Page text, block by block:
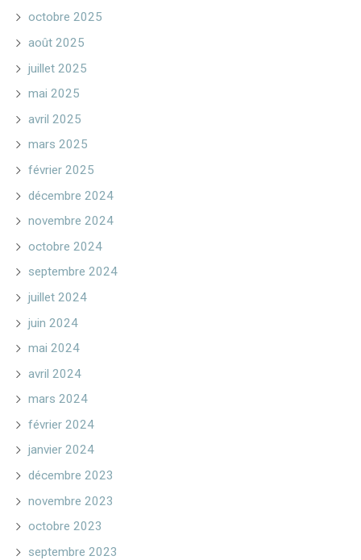
octobre 2025
août 2025
juillet 2025
mai 2025
avril 2025
mars 2025
février 2025
décembre 2024
novembre 2024
octobre 2024
septembre 2024
juillet 2024
juin 2024
mai 2024
avril 2024
mars 2024
février 2024
janvier 2024
décembre 2023
novembre 2023
octobre 2023
septembre 2023